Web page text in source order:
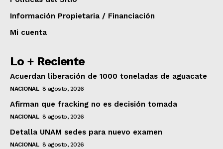
Información Propietaria / Financiación
Mi cuenta
Lo + Reciente
Acuerdan liberación de 1000 toneladas de aguacate
NACIONAL 8 agosto, 2026
Afirman que fracking no es decisión tomada
NACIONAL 8 agosto, 2026
Detalla UNAM sedes para nuevo examen
NACIONAL 8 agosto, 2026